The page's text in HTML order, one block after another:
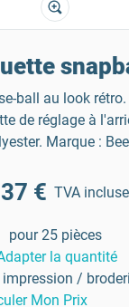
ball au look
de réglage à
Marque :
€ TVA incluse
pour 25 pièces
la quantité
impression /
Mon Prix